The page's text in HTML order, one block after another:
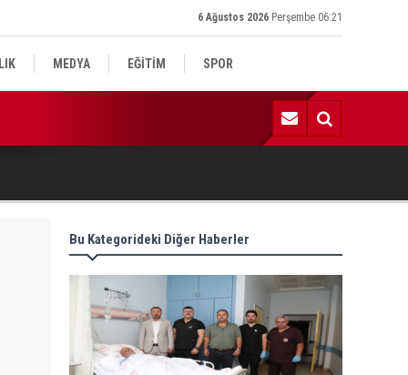
6 Ağustos 2026 Perşembe 06:21
MEDYA EĞİTİM SPOR
| Eski Kahta Kalesi’nde çıkan yangın kontrol altına alındı
Bu Kategorideki Diğer Haberler